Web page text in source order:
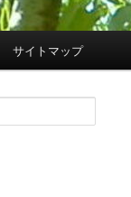
サイトマップ